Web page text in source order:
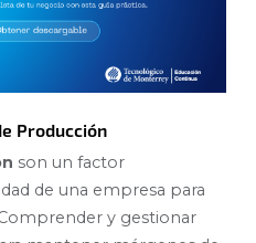
Producción
son un factor
de una empresa para
y gestionar